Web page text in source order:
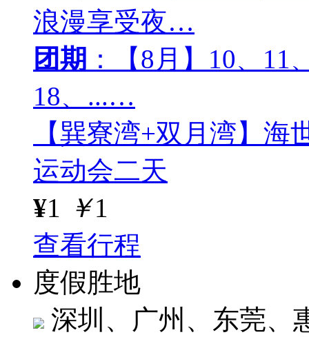
浪漫享受夜…
团期 ：【8月】10、11
18、...…
【巽寮湾+双月湾】
运动会二天
¥1 ￥1
查看行程
度假胜地
深圳、广州、东莞、